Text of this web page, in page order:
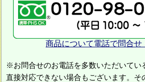
商品について電話で問合せ
※お問合せのお電話を多数いただいてい
直接対応できない場合もございます。そ